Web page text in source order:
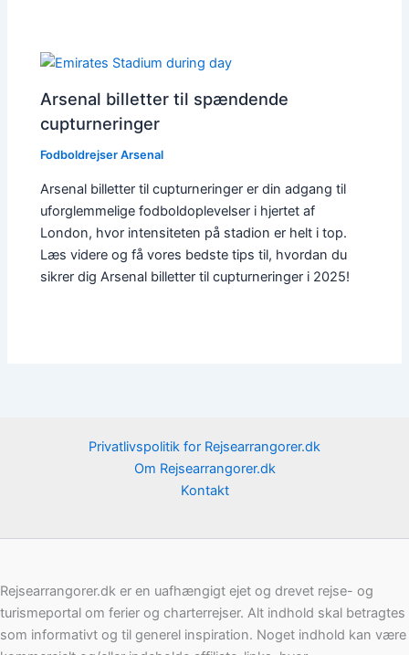
Arsenal billetter til spændende
cupturneringer
Fodboldrejser Arsenal
Arsenal billetter til cupturneringer er din adgang til
uforglemmelige fodboldoplevelser i hjertet af
London, hvor intensiteten på stadion er helt i top.
Læs videre og få vores bedste tips til, hvordan du
sikrer dig Arsenal billetter til cupturneringer i 2025!
Privatlivspolitik for Rejsearrangorer.dk
Om Rejsearrangorer.dk
Kontakt
Rejsearrangorer.dk er en uafhængigt ejet og drevet rejse- og
turismeportal om ferier og charterrejser. Alt indhold skal betragtes
som informativt og til generel inspiration. Noget indhold kan være